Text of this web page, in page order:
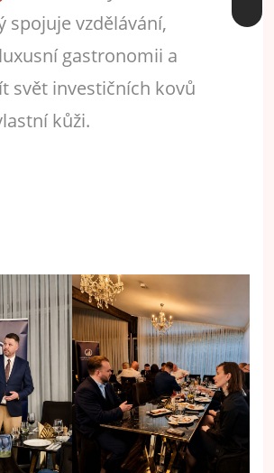
spojuje vzdělávání,
gastronomii a
svět investičních kovů
kůži.